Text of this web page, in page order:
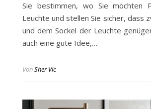
Sie bestimmen, wo Sie möchten
Leuchte und stellen Sie sicher, dass
und dem Sockel der Leuchte
auch eine gute Idee,…
VonSher Vic